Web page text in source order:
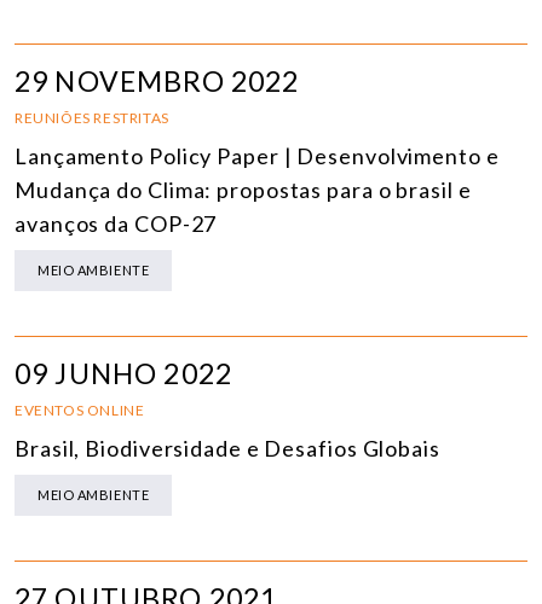
29 NOVEMBRO 2022
REUNIÕES RESTRITAS
Lançamento Policy Paper | Desenvolvimento e
Mudança do Clima: propostas para o brasil e
avanços da COP-27
MEIO AMBIENTE
09 JUNHO 2022
EVENTOS ONLINE
Brasil, Biodiversidade e Desafios Globais
MEIO AMBIENTE